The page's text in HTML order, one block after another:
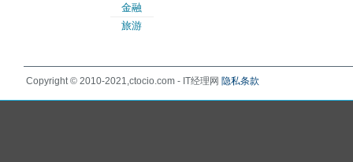
金融
旅游
Copyright © 2010-2021,ctocio.com - IT经理网 隐私条款